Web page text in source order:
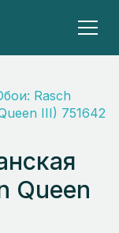
Rasch
III) 751642
Queen